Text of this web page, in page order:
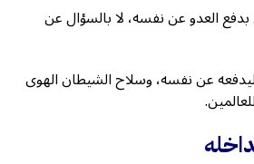
العدو عن نفسه، لا بالسؤال عن
عن نفسه، وسلاح الشيطان الهوى